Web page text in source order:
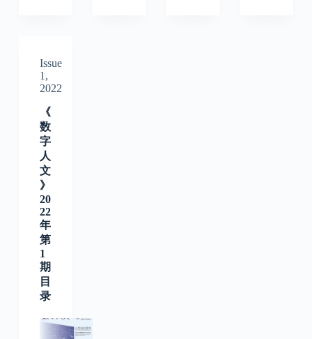
Issue
1,
2022
《
数
字
人
文
》
20
22
年
第
1
期
目
录